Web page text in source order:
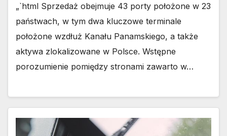
„`html Sprzedaż obejmuje 43 porty położone w 23
państwach, w tym dwa kluczowe terminale
położone wzdłuż Kanału Panamskiego, a także
aktywa zlokalizowane w Polsce. Wstępne
porozumienie pomiędzy stronami zawarto w…